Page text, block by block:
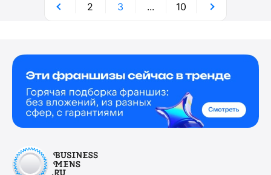
2 3 ... 10